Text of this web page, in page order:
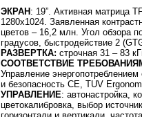
ЭКРАН : 19”. Активная матрица
1280х1024. Заявленная
цветов – 16,2 млн. Угол обзора
градусов, быстродействие 2
РАЗВЕРТКА: строчная 31 – 83
СООТВЕТСТВИЕ
Управление
и безопасность CE, TUV
УПРАВЛЕНИЕ: автонастройка,
цветокалибровка, выбор